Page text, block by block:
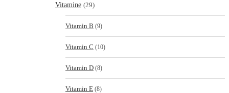
Vitamine (29)
Vitamin B (9)
Vitamin C (10)
Vitamin D (8)
Vitamin E (8)